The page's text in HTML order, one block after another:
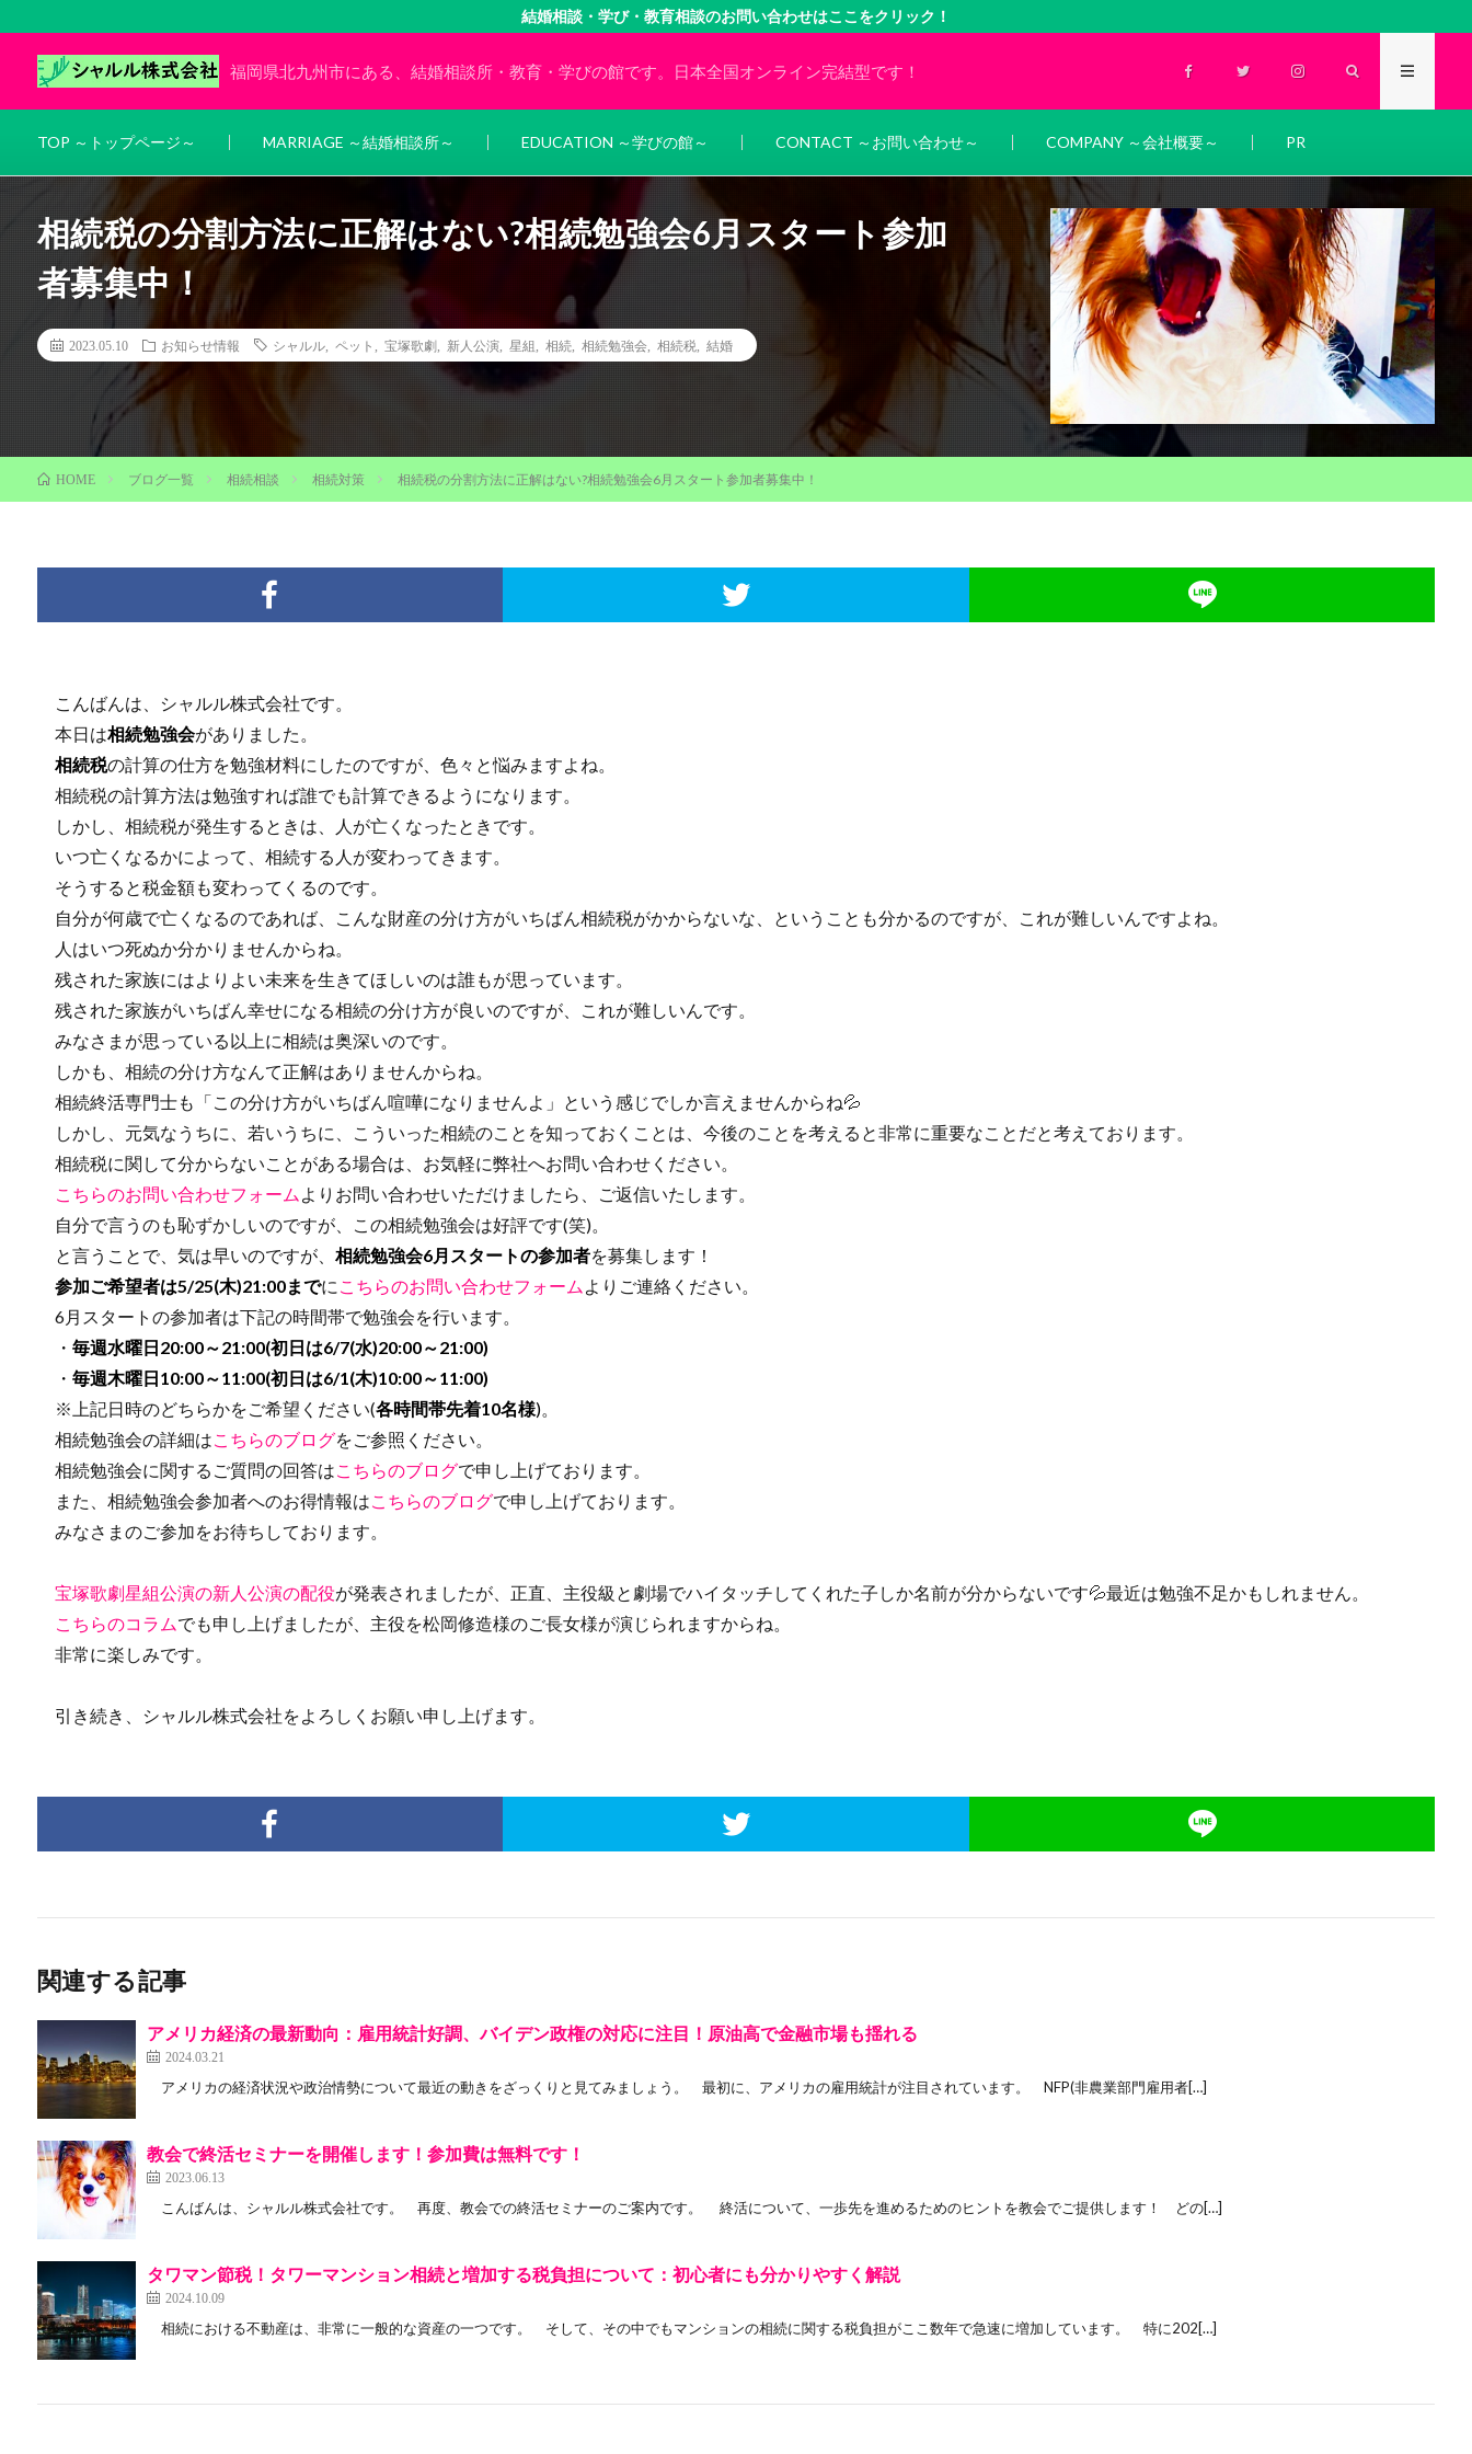
結婚相談・学び・教育相談のお問い合わせはここをクリック！
福岡県北九州市にある、結婚相談所・教育・学びの館です。日本全国オンライン完結型です！
TOP ～トップページ～ MARRIAGE ～結婚相談所～ EDUCATION ～学びの館～ CONTACT ～お問い合わせ～ COMPANY ～会社概要～ PR
相続税の分割方法に正解はない?相続勉強会6月スタート参加
者募集中！
2023.05.10 お知らせ情報 シャルル, ペット 宝塚歌劇 新人公演, 星組 相続, 相続勉強会, 相続税 結婚
HOME ブログ一覧 相続相談 相続対策 相続税の分割方法に正解はない?相続勉強会6月スタート参加者募集中！
こんばんは、シャルル株式会社です。
本日は相続勉強会がありました。
相続税の計算の仕方を勉強材料にしたのですが、色々と悩みますよね。
相続税の計算方法は勉強すれば誰でも計算できるようになります。
しかし、相続税が発生するときは、人が亡くなったときです。
いつ亡くなるかによって、相続する人が変わってきます。
そうすると税金額も変わってくるのです。
自分が何歳で亡くなるのであれば、こんな財産の分け方がいちばん相続税がかからないな、ということも分かるのですが、これが難しいんですよね。
人はいつ死ぬか分かりませんからね。
残された家族にはよりよい未来を生きてほしいのは誰もが思っています。
残された家族がいちばん幸せになる相続の分け方が良いのですが、これが難しいんです。
みなさまが思っている以上に相続は奥深いのです。
しかも、相続の分け方なんて正解はありませんからね。
相続終活専門士も「この分け方がいちばん喧嘩になりませんよ」という感じでしか言えませんからね💦
しかし、元気なうちに、若いうちに、こういった相続のことを知っておくことは、今後のことを考えると非常に重要なことだと考えております。
相続税に関して分からないことがある場合は、お気軽に弊社へお問い合わせください。
こちらのお問い合わせフォーム よりお問い合わせいただけましたら、ご返信いたします。
自分で言うのも恥ずかしいのですが、この相続勉強会は好評です(笑)。
と言うことで、気は早いのですが、 相続勉強会6月スタートの参加者を募集します！
参加ご希望者は5/25(木)21:00までに こちらのお問い合わせフォーム よりご連絡ください。
6月スタートの参加者は下記の時間帯で勉強会を行います。
・ 毎週水曜日20:00～21:00(初日は6/7(水)20:00～21:00)
・ 毎週木曜日10:00～11:00(初日は6/1(木)10:00～11:00)
※上記日時のどちらかをご希望ください(各時間帯先着10名様)。
相続勉強会の詳細はこちらのブログをご参照ください。
相続勉強会に関するご質問の回答はこちらのブログで申し上げております。
また、相続勉強会参加者へのお得情報はこちらのブログで申し上げております。
みなさまのご参加をお待ちしております。
宝塚歌劇星組公演の新人公演の配役が発表されましたが、正直、主役級と劇場でハイタッチしてくれた子しか名前が分からないです💦最近は勉強不足かもしれません。
こちらのコラムでも申し上げましたが、主役を松岡修造様のご長女様が演じられますからね。
非常に楽しみです。
引き続き、シャルル株式会社をよろしくお願い申し上げます。
関連する記事
アメリカ経済の最新動向：雇用統計好調、バイデン政権の対応に注目！原油高で金融市場も揺れる
2024.03.21
アメリカの経済状況や政治情勢について最近の動きをざっくりと見てみましょう。 最初に、アメリカの雇用統計が注目されています。 NFP(非農業部門雇用者[…]
教会で終活セミナーを開催します！参加費は無料です！
2023.06.13
こんばんは、シャルル株式会社です。 再度、教会での終活セミナーのご案内です。 終活について、一歩先を進めるためのヒントを教会でご提供します！ どの[…]
タワマン節税！タワーマンション相続と増加する税負担について：初心者にも分かりやすく解説
2024.10.09
相続における不動産は、非常に一般的な資産の一つです。 そして、その中でもマンションの相続に関する税負担がここ数年で急速に増加しています。 特に202[…]